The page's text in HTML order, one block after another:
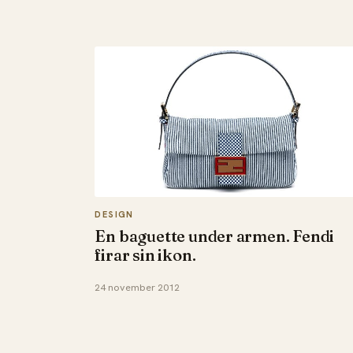
DESIGN
En baguette under armen. Fendi
firar sin ikon.
24 november 2012